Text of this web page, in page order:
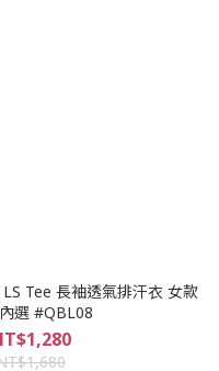
Tee 長袖透氣排汗衣 女款
選 #QBL08